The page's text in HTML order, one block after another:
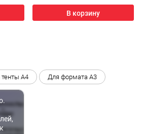
В корзину
тенты А4 Для формата А3